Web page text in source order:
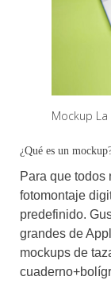
Mockup
¿Qué es un
Para que todos
fotomontaje
predefinido.
grandes de
mockups de